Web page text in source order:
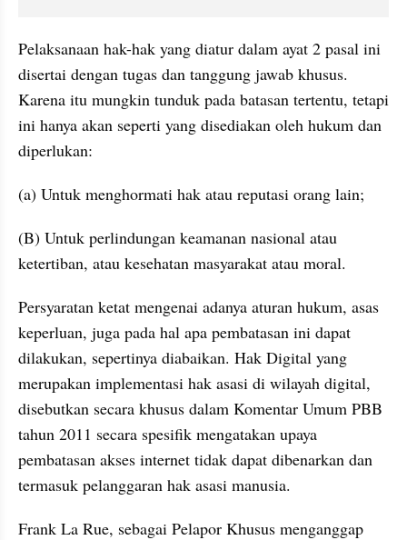
Pelaksanaan hak-hak yang diatur dalam ayat 2 pasal ini
disertai dengan tugas dan tanggung jawab khusus.
Karena itu mungkin tunduk pada batasan tertentu, tetapi
ini hanya akan seperti yang disediakan oleh hukum dan
diperlukan:
(a) Untuk menghormati hak atau reputasi orang lain;
(B) Untuk perlindungan keamanan nasional atau
ketertiban, atau kesehatan masyarakat atau moral.
Persyaratan ketat mengenai adanya aturan hukum, asas
keperluan, juga pada hal apa pembatasan ini dapat
dilakukan, sepertinya diabaikan. Hak Digital yang
merupakan implementasi hak asasi di wilayah digital,
disebutkan secara khusus dalam Komentar Umum PBB
tahun 2011 secara spesifik mengatakan upaya
pembatasan akses internet tidak dapat dibenarkan dan
termasuk pelanggaran hak asasi manusia.
Frank La Rue, sebagai Pelapor Khusus menganggap